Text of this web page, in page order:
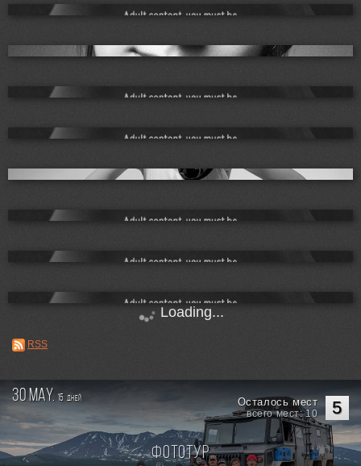
Loading...
RSS
30 may. 15 дней 5
Осталось мест
всего мест: 10
Фототур